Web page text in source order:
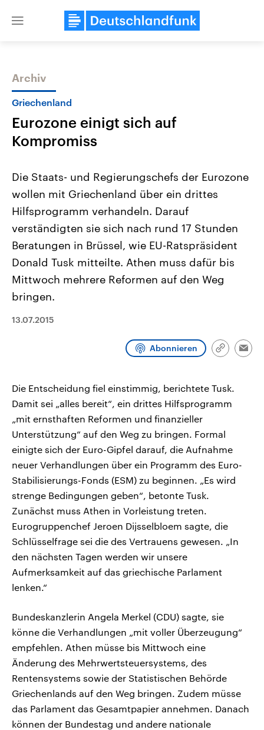
Close
Themen
Landtagswahl Sachsen-Anhalt
2026
Alle Informationen
Sachsen-Anhalt wählt am 6.
September 2026 einen neuen
Landtag. Seit 2021 wird das
Bundesland von einer Koalition aus
Umfragen, Prognosen,
Wahlprogramme, aktuelle Berichte
und Hintergründe zu den Parteien
Wahl.
USA
Aktuelle Beiträge,
Hintergründe
Wirtschaftlich und
gehören die Vereinigten
den mächtigsten Ländern
mit großem Einfluss auf
Sendungen
Archiv
Griechenland
Eurozone einigt sich auf
Kompromiss
Die Staats- und Regierungschefs der Eurozone
wollen mit Griechenland über ein drittes
Hilfsprogramm verhandeln. Darauf
verständigten sie sich nach rund 17 Stunden
Beratungen in Brüssel, wie EU-Ratspräsident
Donald Tusk mitteilte. Athen muss dafür bis
Mittwoch mehrere Reformen auf den Weg
bringen.
13.07.2015
Abonnieren
Link
Die Entscheidung fiel einstimmig, berichtete Tusk.
Damit sei „alles bereit“, ein drittes Hilfsprogramm
„mit ernsthaften Reformen und finanzieller
Unterstützung“ auf den Weg zu bringen. Formal
einigte sich der Euro-Gipfel darauf, die Aufnahme
neuer Verhandlungen über ein Programm des Euro-
Stabilisierungs-Fonds (ESM) zu beginnen. „Es wird
strenge Bedingungen geben“, betonte Tusk.
Zunächst muss Athen in Vorleistung treten.
Eurogruppenchef Jeroen Dijsselbloem sagte, die
Schlüsselfrage sei die des Vertrauens gewesen. „In
den nächsten Tagen werden wir unsere
Aufmerksamkeit auf das griechische Parlament
lenken.“
Bundeskanzlerin Angela Merkel (CDU) sagte, sie
könne die Verhandlungen „mit voller Überzeugung“
empfehlen. Athen müsse bis Mittwoch eine
Änderung des Mehrwertsteuersystems, des
Rentensystems sowie der Statistischen Behörde
Griechenlands auf den Weg bringen. Zudem müsse
das Parlament das Gesamtpapier annehmen. Danach
können der Bundestag und andere nationale